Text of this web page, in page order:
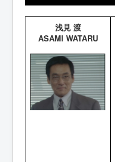
浅見 渡
ASAMI WATARU